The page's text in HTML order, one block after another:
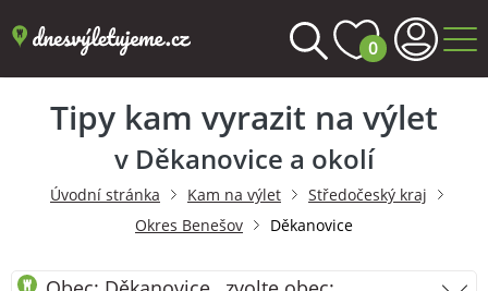
0
Tipy kam vyrazit na výlet
v Děkanovice a okolí
Úvodní stránka Kam na výlet
Středočeský kraj
Okres Benešov
Děkanovice